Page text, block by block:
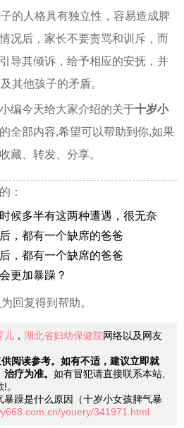
的人格具有独立性，容易造成脾
况后，家长不要责骂和训斥，而
导其倾诉，给予相应的安抚，并
其他孩子的矛盾。
编今天给大家介绍的关于十岁小
的全部内容,希望可以帮助到你,如果
藏、转发、分享。
：
候多半有这两种遭遇，很无奈
，都有一个缺席的爸爸
，都有一个缺席的爸爸
更加暴躁？
回复得到帮助。
儿 ， 湖北省妇幼保健院网络以及网友
阅读参考。如有不适，建议立即就
疗为准。 如有冒犯请直接联系本站,
。
躁是什么原因（十岁小女孩脾气暴
youery/341971.html